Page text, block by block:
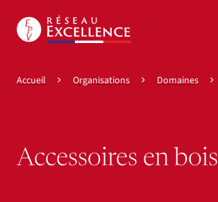
Accueil Organisations Domaines
Accessoires en bois